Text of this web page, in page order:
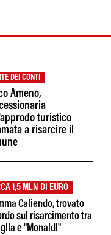
DEI CONTI
Ameno,
turistico
a risarcire il
1,5 MLN DI EURO
Caliendo, trovato
sul risarcimento tra
e "Monaldi"